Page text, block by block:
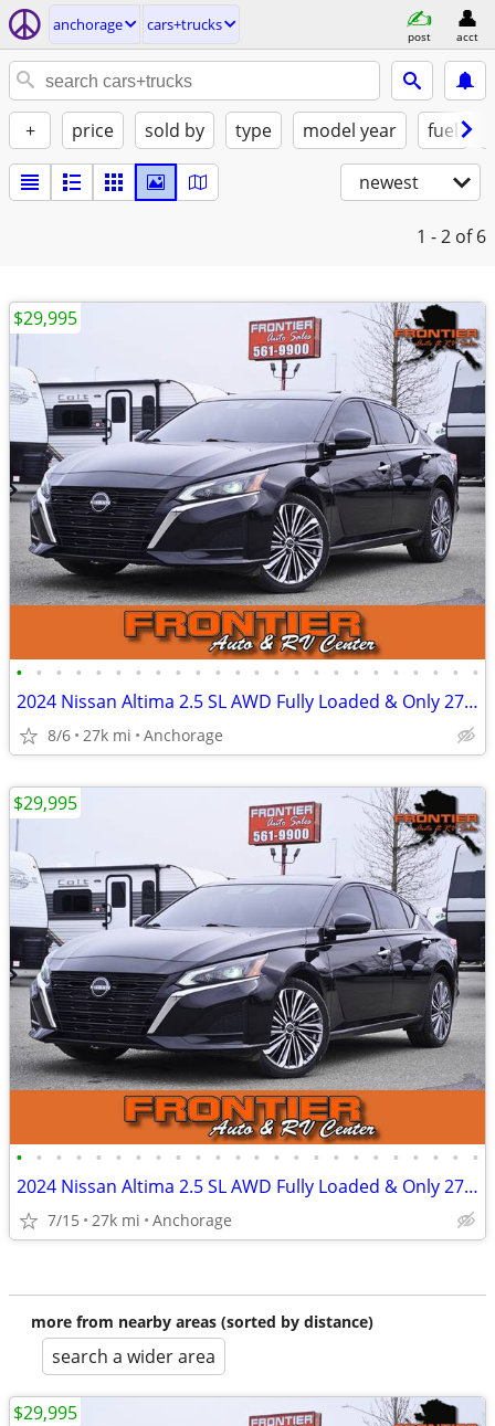
anchorage cars+trucks
post acct
+ price sold by type model year fuel
newest
1 - 2 of 6
• • • • • • • • • • • • • • • • • • • • • • • •
2024 Nissan Altima 2.5 SL AWD Fully Loaded & Only 27k Miles
8/6 27k mi Anchorage
$29,995
• • • • • • • • • • • • • • • • • • • • • • • •
2024 Nissan Altima 2.5 SL AWD Fully Loaded & Only 27k Miles
7/15 27k mi Anchorage
$29,995
more from nearby areas (sorted by distance)
search a wider area
$29,995